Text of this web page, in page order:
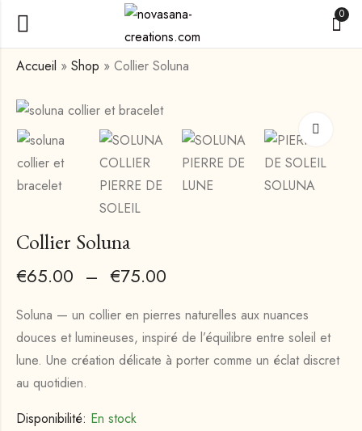
0
Accueil » Shop » Collier Soluna
€45.00
€10.00 – €15.00
Collier Soluna
€65.00 – €75.00
Soluna — un collier en pierres naturelles aux nuances
douces et lumineuses, inspiré de l’équilibre entre soleil et
lune. Une création délicate à porter comme un éclat discret
au quotidien.
Disponibilité: En stock